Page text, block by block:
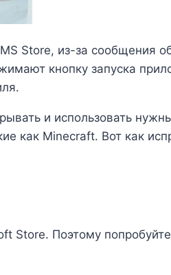
Store, из-за сообщения
кнопку запуска
и использовать
как Minecraft. Вот как
Store. Поэтому